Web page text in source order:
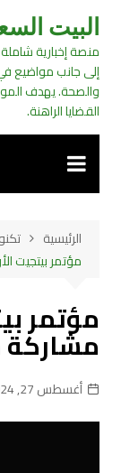
التجاوز
المحتوى
البيت
منصة إخبارية
إلى جانب مواضيع في
والصحة. يهدف
القضايا الراهنة.
الرئيسية
مؤتمر بيتجيت
مؤتمر
مشاركة
أغسطس 27, 2024